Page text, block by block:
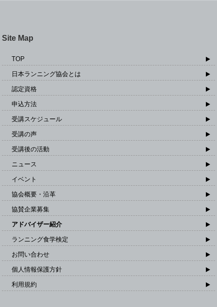
Site Map
TOP
日本ランニング協会とは
認定資格
申込方法
受講スケジュール
受講の声
受講後の活動
ニュース
イベント
協会概要・沿革
協賛企業募集
アドバイザー紹介
ランニング食学検定
お問い合わせ
個人情報保護方針
利用規約